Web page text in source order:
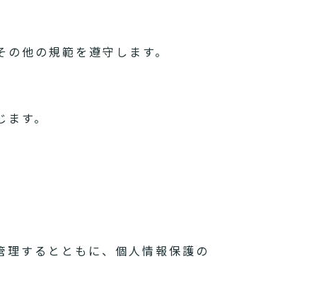
他の規範を遵守します。
す。
するとともに、個人情報保護の